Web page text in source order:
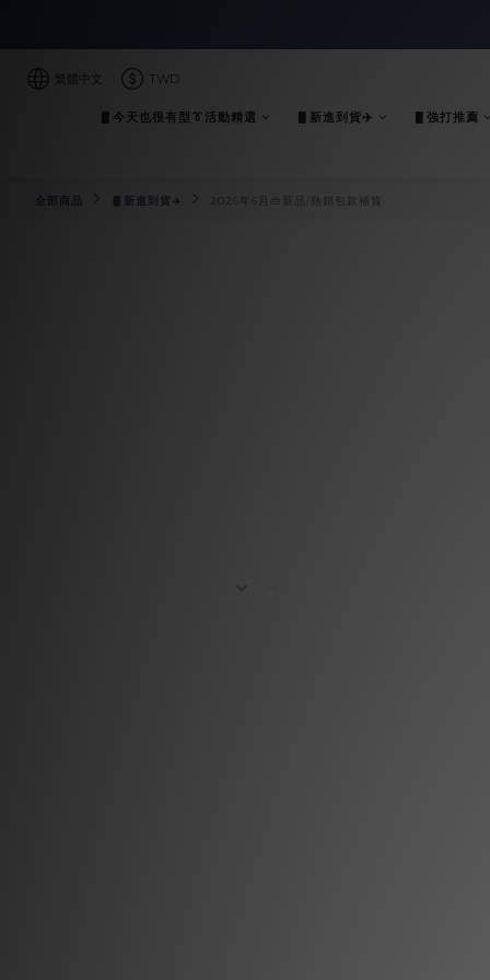
繁體中文 TWD
▋今天也很有型👔活動精選 ▋新進到貨✈️ ▋強打推薦
全部商品 ▋新進到貨✈️ 2026年6月👜新品/熱銷包款補貨